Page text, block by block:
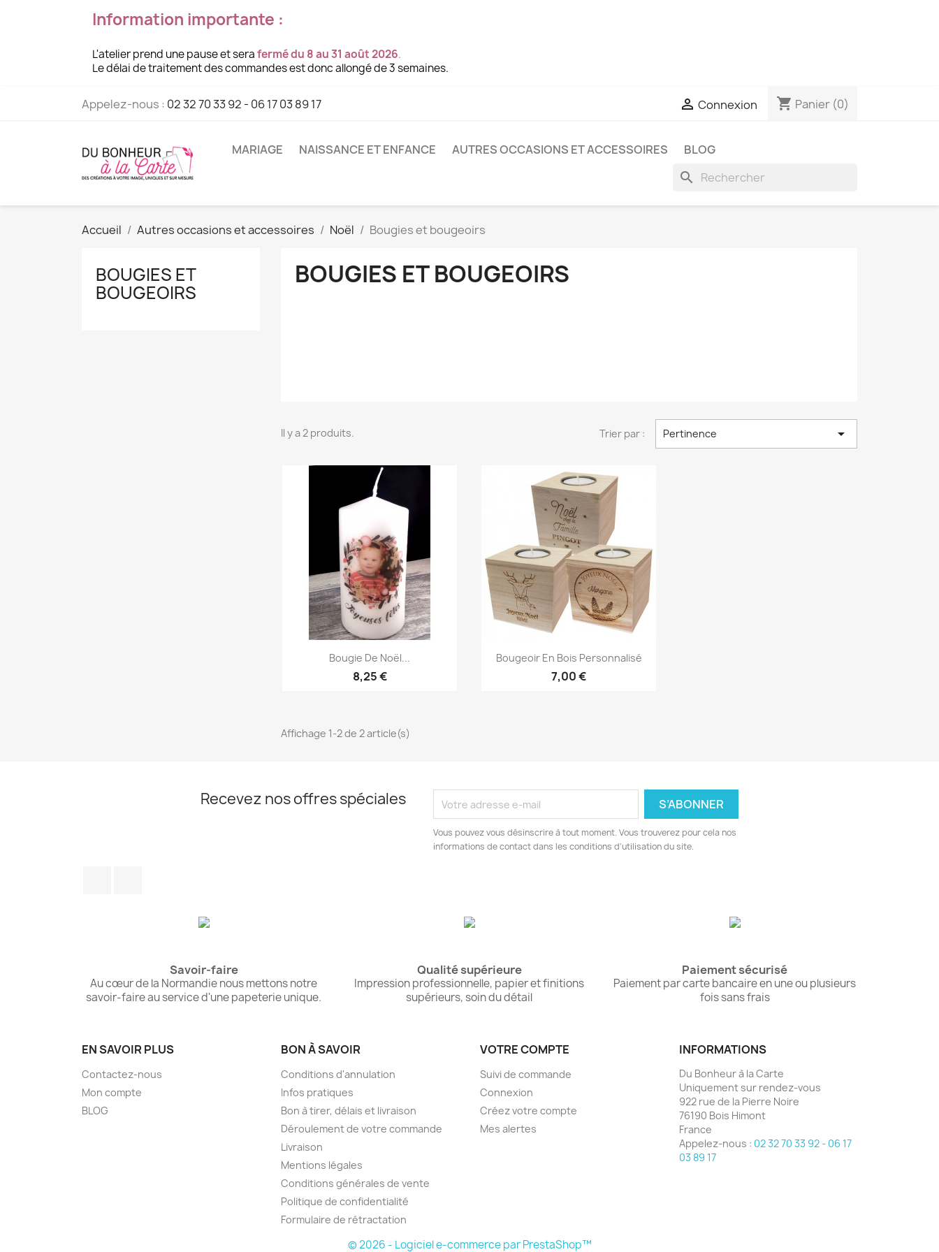
Information importante :
L'atelier prend une pause et serafermé du 8 au 31 août 2026.
Le délai de traitement des commandes est donc allongé de 3 semaines.
Appelez-nous : 02 32 70 33 92 - 06 17 03 89 17  Connexion shopping_cart Panier (0)
MARIAGE NAISSANCE ET ENFANCE AUTRES OCCASIONS ET ACCESSOIRES BLOG
search
Accueil Autres occasions et accessoires Noël Bougies et bougeoirs
BOUGIES ET
BOUGEOIRS
BOUGIES ET BOUGEOIRS
Il y a 2 produits. Trier par : Pertinence 
Aperçu rapide
Bougie De Noël...
8,25 €
Aperçu rapide
Bougeoir En Bois Personnalisé
7,00 €
Affichage 1-2 de 2 article(s)
Recevez nos offres spéciales
Vous pouvez vous désinscrire à tout moment. Vous trouverez pour cela nos
informations de contact dans les conditions d'utilisation du site.
Savoir-faire
Au cœur de la Normandie nous mettons notre
savoir-faire au service d'une papeterie unique.
Qualité supérieure
Impression professionnelle, papier et finitions
supérieurs, soin du détail
Paiement sécurisé
Paiement par carte bancaire en une ou plusieurs
fois sans frais
EN SAVOIR PLUS
Contactez-nous
Mon compte
BLOG
BON À SAVOIR
Conditions d'annulation
Infos pratiques
Bon à tirer, délais et livraison
Déroulement de votre commande
Livraison
Mentions légales
Conditions générales de vente
Politique de confidentialité
Formulaire de rétractation
VOTRE COMPTE
Suivi de commande
Connexion
Créez votre compte
Mes alertes
INFORMATIONS
Du Bonheur à la Carte
Uniquement sur rendez-vous
922 rue de la Pierre Noire
76190 Bois Himont
France
Appelez-nous : 02 32 70 33 92 - 06 17
03 89 17
© 2026 - Logiciel e-commerce par PrestaShop™